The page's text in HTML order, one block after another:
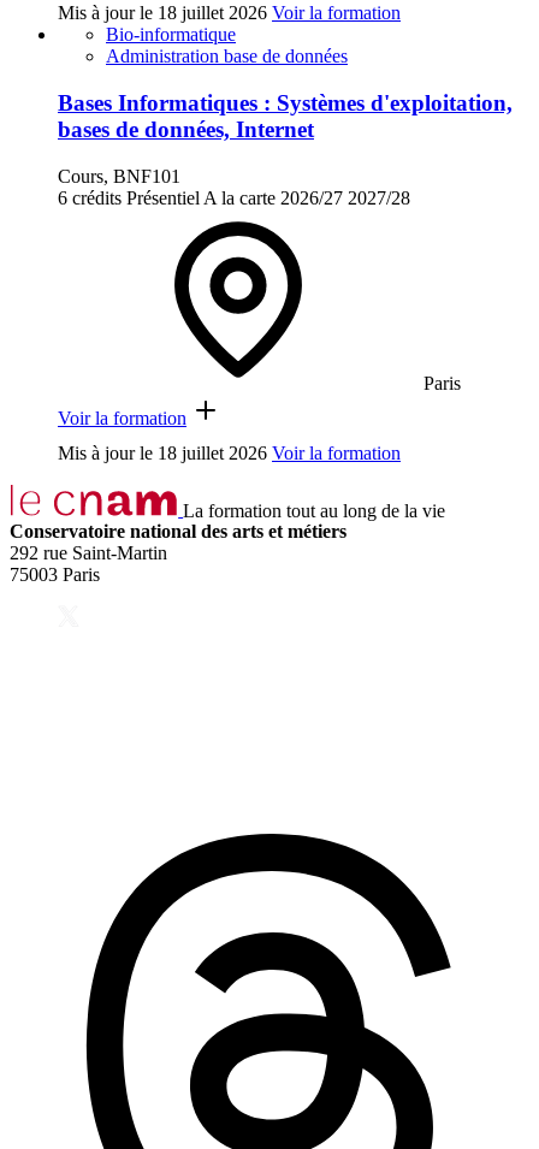
Mis à jour le 18 juillet 2026 Voir la formation
Bio-informatique
Administration base de données
Bases Informatiques : Systèmes d'exploitation,
bases de données, Internet
Cours, BNF101
6 crédits Présentiel A la carte 2026/27 2027/28
Paris
Voir la formation
Mis à jour le 18 juillet 2026 Voir la formation
La formation tout au long de la vie
Conservatoire national des arts et métiers
292 rue Saint-Martin
75003 Paris